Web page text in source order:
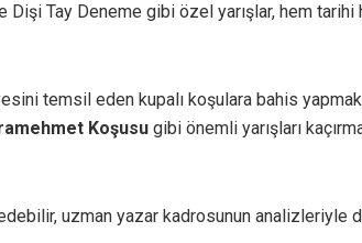
Dişi Tay Deneme gibi özel yarışlar, hem
temsil eden kupalı koşulara bahis
Koşusu gibi önemli yarışları
uzman yazar kadrosunun analizleriyle